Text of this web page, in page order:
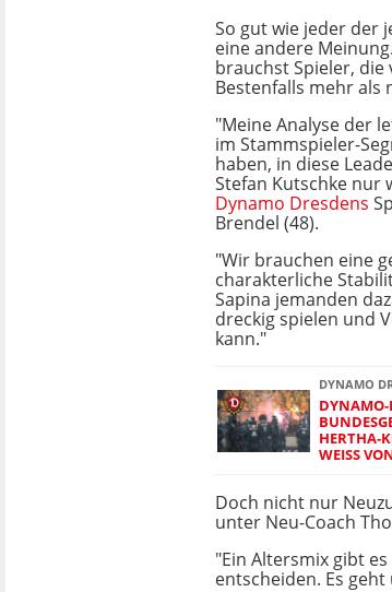
So gut wie jeder der
eine andere
brauchst Spieler,
Bestenfalls mehr als
"Meine Analyse der
im Stammspieler-
haben, in diese
Stefan Kutschke nur
Dynamo Dresdens
Brendel (48).
"Wir brauchen eine
charakterliche
Sapina jemanden
dreckig spielen und
kann."
DYNAMO
DYNAMO-
HERTHA-
WEISS
Doch nicht nur
unter Neu-Coach
"Ein Altersmix gibt
entscheiden. Es